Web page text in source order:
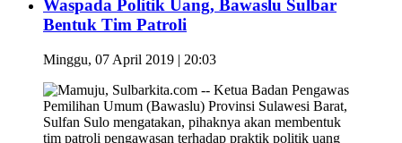
Waspada Politik Uang, Bawaslu Sulbar
Bentuk Tim Patroli
Minggu, 07 April 2019 | 20:03
Mamuju, Sulbarkita.com -- Ketua Badan Pengawas
Pemilihan Umum (Bawaslu) Provinsi Sulawesi Barat,
Sulfan Sulo mengatakan, pihaknya akan membentuk
tim patroli pengawasan terhadap praktik politik uang